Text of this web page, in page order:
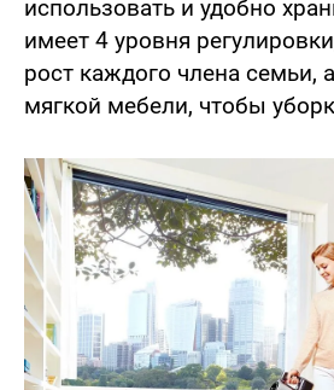
использовать и удобно
имеет 4 уровня
рост каждого члена семьи,
мягкой мебели, чтобы